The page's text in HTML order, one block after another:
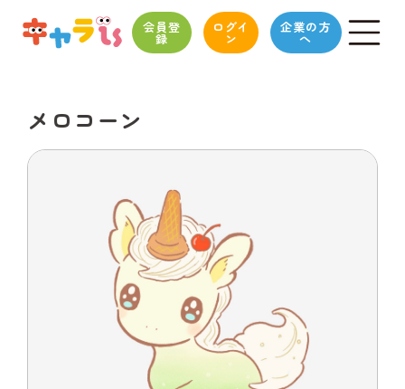
会員登
録
ログイ
ン
企業の方
へ
メロコーン